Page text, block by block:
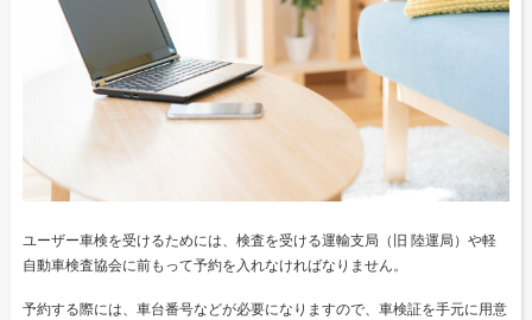
ユーザー車検を受けるためには、検査を受ける運輸支局（旧 陸運局）や軽
自動車検査協会に前もって予約を入れなければなりません。
予約する際には、車台番号などが必要になりますので、車検証を手元に用意